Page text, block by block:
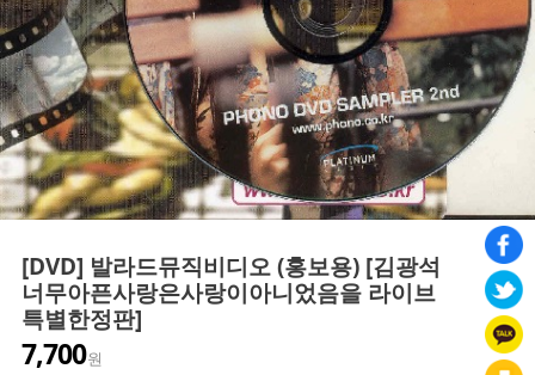
[DVD] 발라드뮤직비디오 (홍보용) [김광석
너무아픈사랑은사랑이아니었음을 라이브
특별한정판]
7,700원